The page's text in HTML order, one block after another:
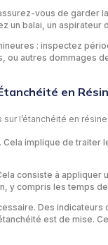
vous de garder
un balai, un
: inspectez
autres dommages
en
l’étanchéité en
implique de traiter
consiste à
y compris les temps
Des
est de mise.